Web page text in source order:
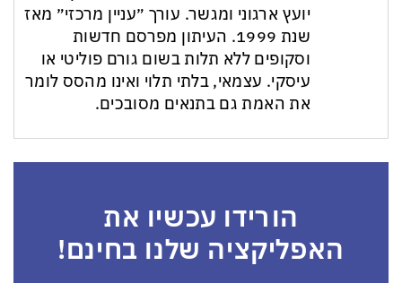
יועץ ארגוני ומגשר. עורך ״עניין מרכזי״ מאז
שנת 1999. העיתון מפרסם חדשות
וסקופים ללא תלות בשום גורם פוליטי או
עיסקי. עצמאי, בלתי תלוי ואינו מהסס לומר
את האמת גם בתנאים מסובכים.
הורידו עכשיו את
האפליקציה שלנו בחינם!